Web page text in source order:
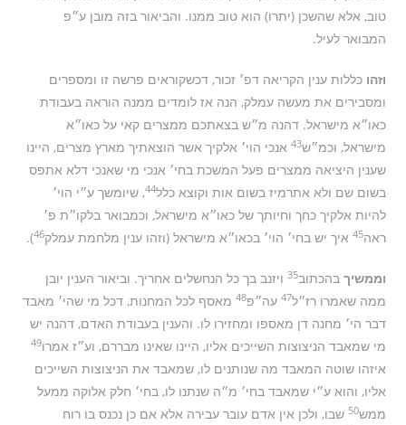
טוב, אלא שהשכן (יתרו) הוא טוב ממנו. והביאור בזה מובן ע״פ
המבואר לעיל.
וזהוכללות ענין הקריאה דפ׳ זכור, דכשקוראים פרשה זו ומספרים
ומסבירים את מעשה עמלק, הנה אז לומדים ממנה הוראה בעבודת
כאו״א מישראל. דהנה מ״ש בצאתכם ממצרים קאי על כאו״א
מישראל, וכמ״ש43 אנכי הוי׳ אלקיך אשר הוצאתיך מארץ מצרים, היינו
שענין היציאה ממצרים פעל המשכת בחי׳ אנכי מי שאנכי דלא אתפס
בשום שם ולא אתרמיז בשום אות וקוצא כלל44, שיומשך ע״י הוי׳
להיות אלקיך כחך וחיותך של כאו״א מישראל, וכמבואר בלקו״ת פ׳
ראה45 איך יש בחי׳ הוי׳ בכאו״א מישראל (וזהו ענין מלחמת עמלק46
).
וממשיךבהכתוב35 ויזנב בך כל הנחשלים אחריך. וביאור הענין יובן
ממה שאמרו רז״ל47 עה״פ48 מאסף לכל המחנות, דכל מי שהי׳ מאבד
דבר הי׳ מחנה דן מאספו ומחזירו לו. והענין בעבודת האדם, דהנה יש
מי שמאבד הניצוצות השייכים אליו, היינו שאינו מבררם, וע״ז אמרו49
איזהו שוטה המאבד מה שנותנים לו, שמאבד את הניצוצות השייכים
אליו, והוא ע״י שמאבד בחי׳ מ״ה שנתנו לו, בחי׳ חלק אלוקה ממעל
ממש50 שבו, ולכן אין אדם עובר עבירה אלא אם כן נכנס בו רוח